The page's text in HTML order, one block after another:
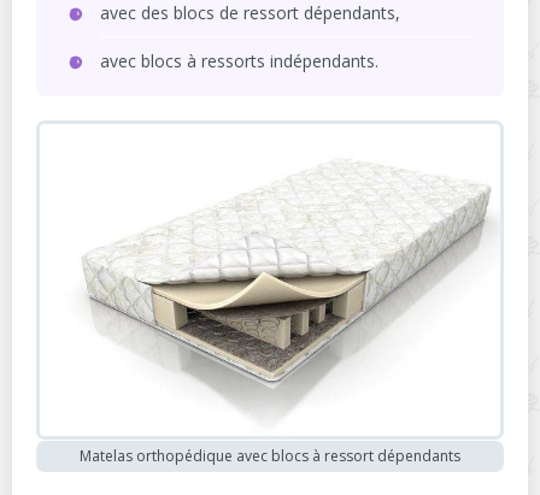
avec des blocs de ressort dépendants,
avec blocs à ressorts indépendants.
Matelas orthopédique avec blocs à ressort dépendants